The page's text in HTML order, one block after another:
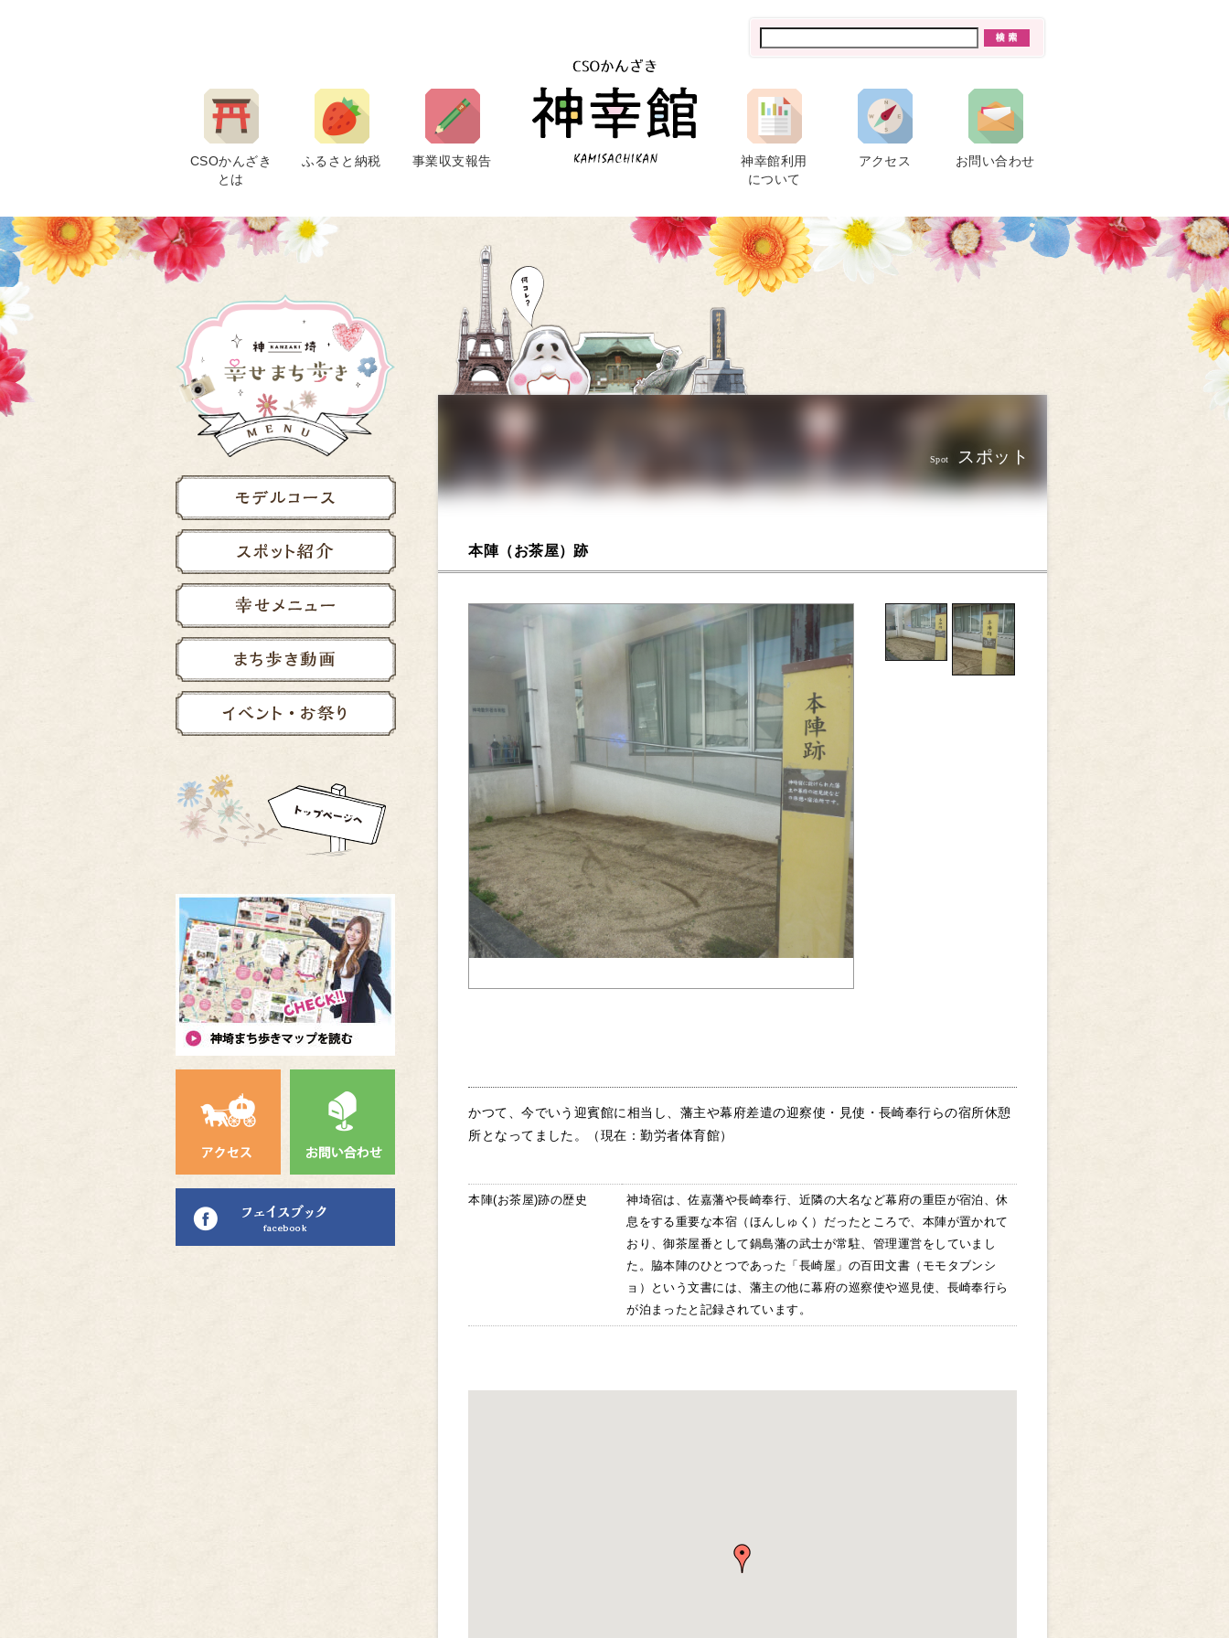
CSOかんざき
とは
ふるさと納税 事業収支報告
神幸館利用
について
アクセス お問い合わせ
Spot スポット
本陣（お茶屋）跡
かつて、今でいう迎賓館に相当し、藩主や幕府差遣の迎察使・見使・長崎奉行らの宿所休憩
所となってました。
（現在：勤労者体育館）
本陣(お茶屋)跡の歴史
神埼宿は、佐嘉藩や長崎奉行、近隣の大名など幕府の重臣が宿泊、休
息をする重要な本宿（ほんしゅく）だったところで、本陣が置かれて
おり、御茶屋番として鍋島藩の武士が常駐、管理運営をしていまし
た。脇本陣のひとつであった「長崎屋」の百田文書（モモタブンシ
ョ）という文書には、藩主の他に幕府の巡察使や巡見使、長崎奉行ら
が泊まったと記録されています。